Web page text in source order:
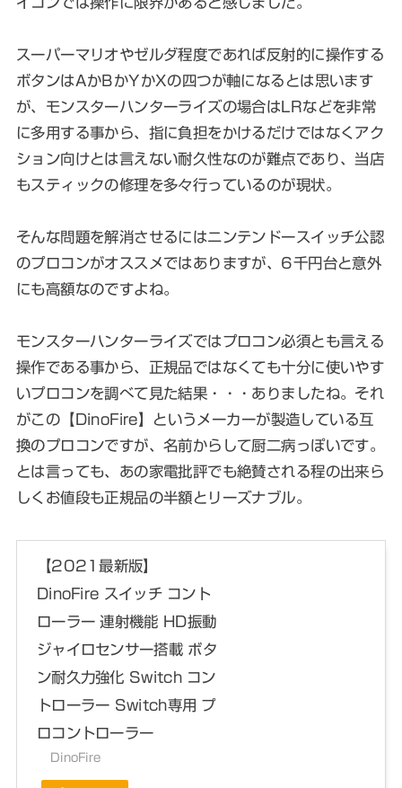
スーパーマリオやゼルダ程度であれば反射的に操作する
ボタンはAかBかYかXの四つが軸になるとは思います
が、モンスターハンターライズの場合はLRなどを非常
に多用する事から、指に負担をかけるだけではなくアク
ション向けとは言えない耐久性なのが難点であり、当店
もスティックの修理を多々行っているのが現状。
そんな問題を解消させるにはニンテンドースイッチ公認
のプロコンがオススメではありますが、6千円台と意外
にも高額なのですよね。
モンスターハンターライズではプロコン必須とも言える
操作である事から、正規品ではなくても十分に使いやす
いプロコンを調べて見た結果・・・ありましたね。それ
がこの【DinoFire】というメーカーが製造している互
換のプロコンですが、名前からして厨二病っぽいです。
とは言っても、あの家電批評でも絶賛される程の出来ら
しくお値段も正規品の半額とリーズナブル。
【2021最新版】
DinoFire スイッチ コント
ローラー 連射機能 HD振動
ジャイロセンサー搭載 ボタ
ン耐久力強化 Switch コン
トローラー Switch専用 プ
ロコントローラー
DinoFire